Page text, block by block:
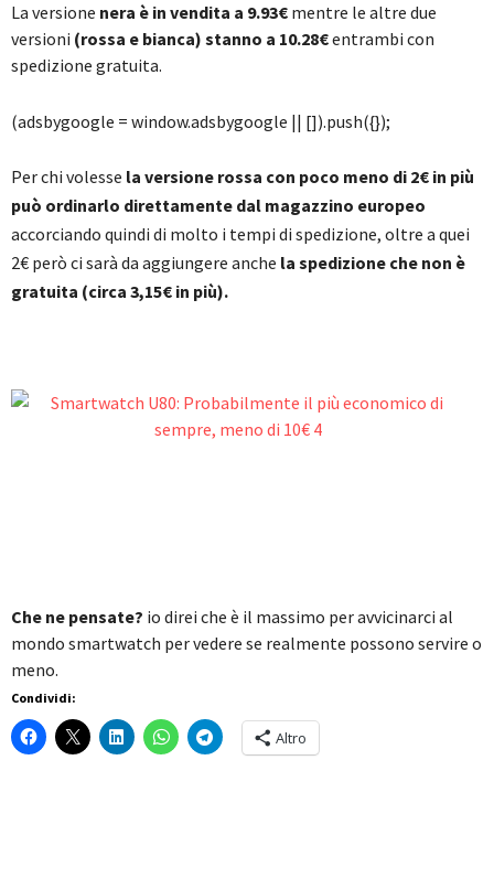
La versione nera è in vendita a 9.93€ mentre le altre due
versioni (rossa e bianca) stanno a 10.28€entrambi con
spedizione gratuita.
(adsbygoogle = window.adsbygoogle || []).push({});
Per chi volesse la versione rossa con poco meno di 2€ in più
può ordinarlo direttamente dal magazzino europeo
accorciando quindi di molto i tempi di spedizione, oltre a quei
2€ però ci sarà da aggiungere anche la spedizione che non è
gratuita (circa 3,15€ in più).
Che ne pensate? io direi che è il massimo per avvicinarci al
mondo smartwatch per vedere se realmente possono servire o
meno.
Condividi:
Altro